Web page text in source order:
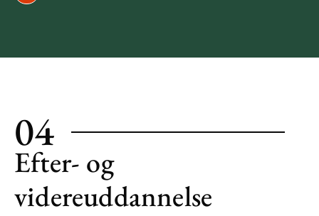
04
Efter- og
videreuddannelse